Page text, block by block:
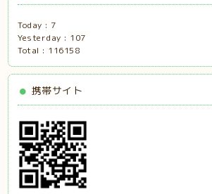
Today : 7
Yesterday : 107
Total : 116158
携帯サイト